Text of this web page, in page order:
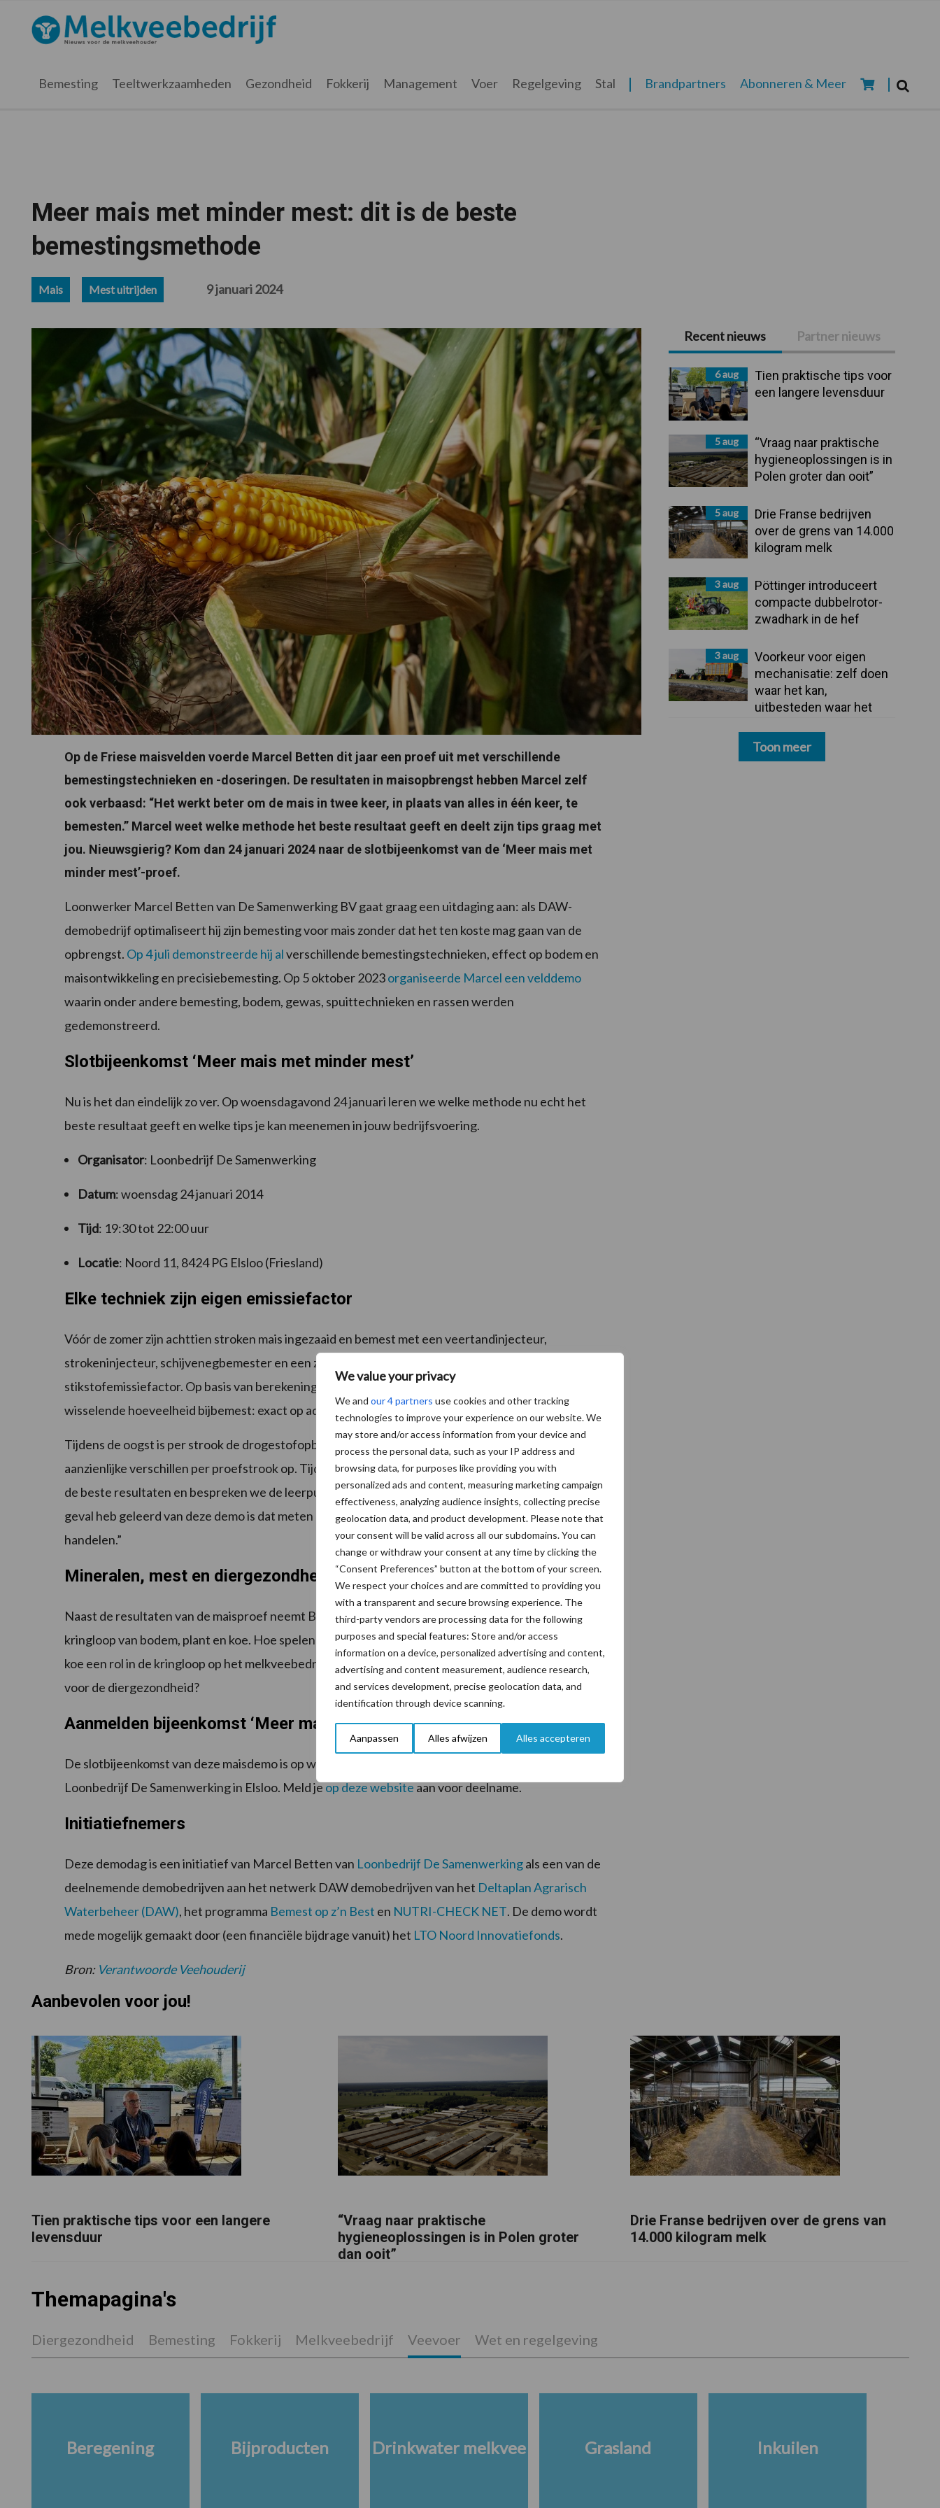
We value your privacy
We and our 4 partners use cookies and other tracking
technologies to improve your experience on our website. We
may store and/or access information from your device and
process the personal data, such as your IP address and
browsing data, for purposes like providing you with
personalized ads and content, measuring marketing campaign
effectiveness, analyzing audience insights, collecting precise
geolocation data, and product development. Please note that
your consent will be valid across all our subdomains. You can
change or withdraw your consent at any time by clicking the
“Consent Preferences” button at the bottom of your screen.
We respect your choices and are committed to providing you
with a transparent and secure browsing experience. The
third-party vendors are processing data for the following
purposes and special features: Store and/or access
information on a device, personalized advertising and content,
advertising and content measurement, audience research,
and services development, precise geolocation data, and
identification through device scanning.
Aanpassen Alles afwijzen Alles accepteren
hoofdnavigatie
hoofd
eerste
voettekst
Melkveebedrijf.nl
Bemesting Teeltwerkzaamheden Gezondheid Fokkerij Management Voer Regelgeving Stal Brandpartners Abonneren & Meer
Meer mais met minder mest: dit is de beste
bemestingsmethode
Mais Mest uitrijden 9 januari 2024
Op de Friese maisvelden voerde Marcel Betten dit jaar een proef uit met verschillende
bemestingstechnieken en -doseringen. De resultaten in maisopbrengst hebben Marcel zelf
ook verbaasd: “Het werkt beter om de mais in twee keer, in plaats van alles in één keer, te
bemesten.” Marcel weet welke methode het beste resultaat geeft en deelt zijn tips graag met
jou. Nieuwsgierig? Kom dan 24 januari 2024 naar de slotbijeenkomst van de ‘Meer mais met
minder mest’-proef.
Loonwerker Marcel Betten van De Samenwerking BV gaat graag een uitdaging aan: als DAW-
demobedrijf optimaliseert hij zijn bemesting voor mais zonder dat het ten koste mag gaan van de
opbrengst. Op 4 juli demonstreerde hij alverschillende bemestingstechnieken, effect op bodem en
maisontwikkeling en precisiebemesting. Op 5 oktober 2023organiseerde Marcel een velddemo
waarin onder andere bemesting, bodem, gewas, spuittechnieken en rassen werden
gedemonstreerd.
Slotbijeenkomst ‘Meer mais met minder mest’
Nu is het dan eindelijk zo ver. Op woensdagavond 24 januari leren we welke methode nu echt het
beste resultaat geeft en welke tips je kan meenemen in jouw bedrijfsvoering.
Organisator: Loonbedrijf De Samenwerking
Datum: woensdag 24 januari 2014
Tijd: 19:30 tot 22:00 uur
Locatie: Noord 11, 8424 PG Elsloo (Friesland)
Elke techniek zijn eigen emissiefactor
Vóór de zomer zijn achttien stroken mais ingezaaid en bemest met een veertandinjecteur,
strokeninjecteur, schijvenegbemester en een zodenbemester. Elke techniek heeft zijn eigen
stikstofemissiefactor. Op basis van berekening en bodemanalyses zijn de stroken vervolgens in
wisselende hoeveelheid bijbemest: exact op advies, +40 kg N en -40 kg N.
Tijdens de oogst is per strook de drogestofopbrengst en de voederwaarde gemeten en dat leverde
aanzienlijke verschillen per proefstrook op. Tijdens de slotbijeenkomst verdelen we de prijzen voor
de beste resultaten en bespreken we de leerpunten uit de proef. Marcel Betten: “Wat ik in ieder
geval heb geleerd van deze demo is dat meten cruciaal is. Eerst meten, dan pas kun je goed
handelen.”
Mineralen, mest en diergezondheid
Naast de resultaten van de maisproef neemt Boerenveearts Gerrit Hegen je deze avond mee in de
kringloop van bodem, plant en koe. Hoe spelen de processen in de pens en de stofwisseling van de
koe een rol in de kringloop op het melkveebedrijf? Wat is het belang van een goed werkende bodem
voor de diergezondheid?
Aanmelden bijeenkomst ‘Meer mais met minder mest’
De slotbijeenkomst van deze maisdemo is op woensdag 24 januari 2024 van 19.30 tot 22.00 uur bij
Loonbedrijf De Samenwerking in Elsloo. Meld jeop deze websiteaan voor deelname.
Initiatiefnemers
Deze demodag is een initiatief van Marcel Betten van Loonbedrijf De Samenwerkingals een van de
deelnemende demobedrijven aan het netwerk DAW demobedrijven van het Deltaplan Agrarisch
Waterbeheer (DAW), het programma Bemest op z’n Best en NUTRI-CHECK NET. De demo wordt
mede mogelijk gemaakt door (een financiële bijdrage vanuit) het LTO Noord Innovatiefonds.
Bron: Verantwoorde Veehouderij
Primaire
Sidebar
Recent nieuws Partner nieuws
6 aug
Tien praktische tips voor
een langere levensduur
5 aug
“Vraag naar praktische
hygieneoplossingen is in
Polen groter dan ooit”
5 aug
Drie Franse bedrijven
over de grens van 14.000
kilogram melk
3 aug
Pöttinger introduceert
compacte dubbelrotor-
zwadhark in de hef
3 aug
Voorkeur voor eigen
mechanisatie: zelf doen
waar het kan,
uitbesteden waar het
Toon meer
Aanbevolen voor jou!
Tien praktische tips voor een langere
levensduur
“Vraag naar praktische
hygieneoplossingen is in Polen groter
dan ooit”
Drie Franse bedrijven over de grens van
14.000 kilogram melk
Themapagina's
Diergezondheid Bemesting Fokkerij Melkveebedrijf Veevoer Wet en regelgeving
Beregening Bijproducten Drinkwater melkvee Grasland Inkuilen